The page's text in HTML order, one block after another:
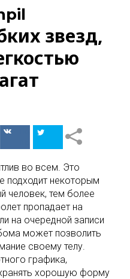
звезд,
Поделиться
во всем. Это
подходит некоторым
человек, тем более
пропадает на
на очередной записи
может позволить
своему телу.
графика,
хорошую форму